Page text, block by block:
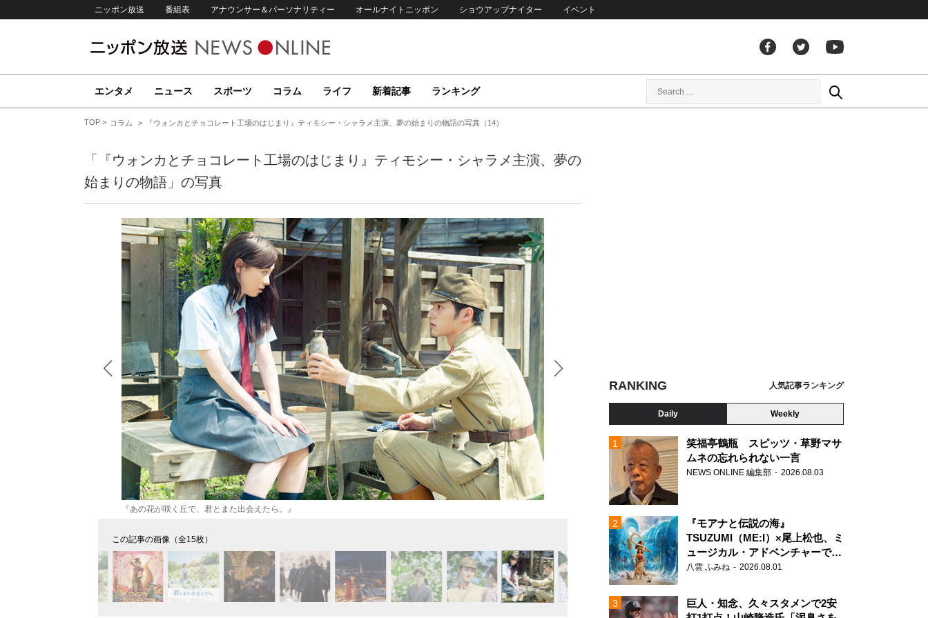
ニッポン放送 番組表 アナウンサー＆パーソナリティー オールナイトニッポン ショウアップナイター イベント
エンタメ ニュース スポーツ コラム ライフ 新着記事 ランキング
TOP コラム 『ウォンカとチョコレート工場のはじまり』ティモシー・シャラメ主演、夢の始まりの物語の写真（14）
「『ウォンカとチョコレート工場のはじまり』ティモシー・シャラメ主演、夢の
始まりの物語」の写真
『あの花が咲く丘で、君とまた出会えたら。』
この記事の画像（全15枚）
RANKING 人気記事ランキング
Daily Weekly
笑福亭鶴瓶 スピッツ・草野マサ
ムネの忘れられない一言
NEWS ONLINE 編集部 2026.08.03
『モアナと伝説の海』
TSUZUMI（ME:I）×尾上松也、ミ
ュージカル・アドベンチャーで美
声を響かせる
八雲 ふみね 2026.08.01
巨人・知念、久々スタメンで2安